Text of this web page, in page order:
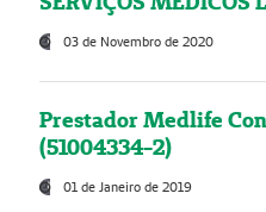
03 de Novembro de 2020
Prestador Medlife
(51004334-2)
01 de Janeiro de 2019